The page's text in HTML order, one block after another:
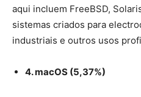
aqui incluem FreeBSD,
sistemas criados para
industriais e outros usos
4. macOS (5,37%)